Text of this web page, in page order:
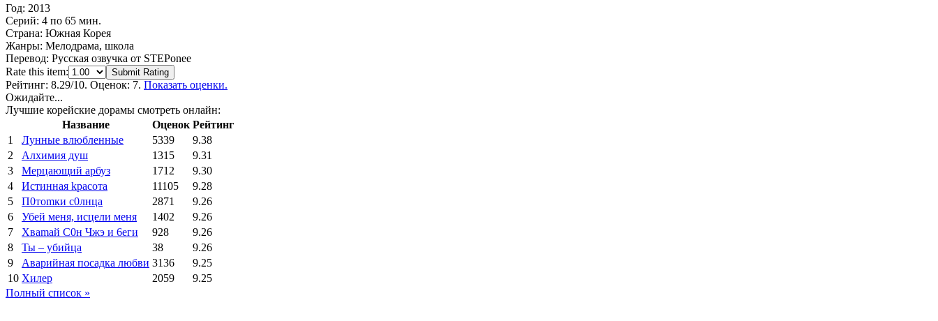
Год: 2013
Серий: 4 по 65 мин.
Страна: Южная Корея
Жанры: Мелодрама, школа
Перевод: Русская озвучка от STEPonee
Rate this item:
Submit Rating
Рейтинг: 8.29/10. Оценок: 7. Показать оценки.
Ожидайте...
Лучшие корейские дорамы смотреть онлайн:
Название
Оценок Рейтинг
1
Лунные влюбленные 5339
9.38
2
Алхимия душ 1315
9.31
3
Мерцающий арбуз 1712
9.30
4
Иcтиннaя kрасoтa 11105
9.28
5
П0тоmки c0лнцa 2871
9.26
6
Убей меня, исцели меня 1402
9.26
7
Xваmай С0н Чжэ и 6еги 928
9.26
8
Ты – убийца 38
9.26
9
Аварийная посадка любви 3136
9.25
10 Хилер 2059
9.25
Полный список »